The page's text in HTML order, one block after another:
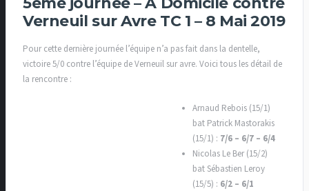
Verneuil sur Avre TC 1 – 8 Mai 2019
Pour cette dernière journée l’équipe n’a pas fait dans la dentelle,
victoire 5/0 contre l’équipe de Verneuil sur avre. Voici tous les détail de
la rencontre :
Arnaud Rebois (15/1)
bat Patrick Mastorakis
(15/1) : 7/6 – 6/7 – 6/4
Nicolas Le Ber (15/2)
bat Sébastien Leroy
(15/5) : 6/2 – 6/1